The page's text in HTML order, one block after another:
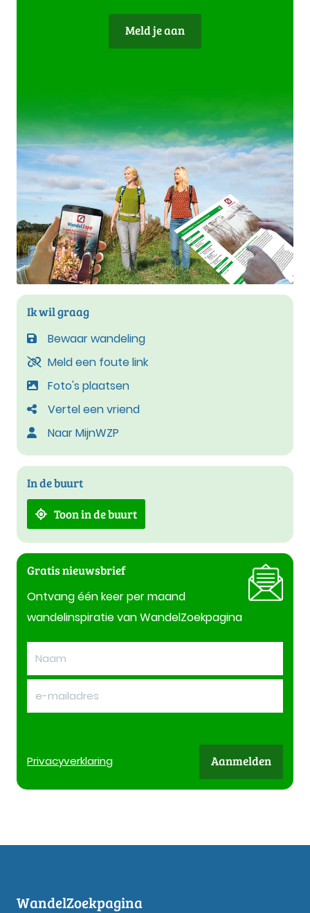
Meld je aan
Ik wil graag
Bewaar wandeling
Meld een foute link
Foto's plaatsen
Vertel een vriend
Naar MijnWZP
In de buurt
Toon in de buurt
Gratis nieuwsbrief
Ontvang één keer per maand
wandelinspiratie van WandelZoekpagina
Privacyverklaring Aanmelden
WandelZoekpagina